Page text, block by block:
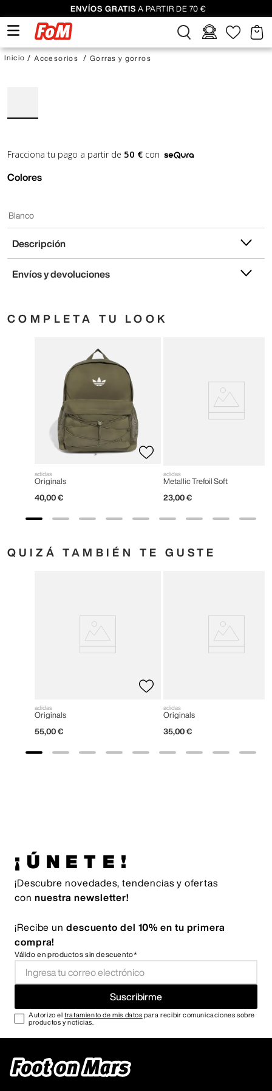
ENVÍOS GRATIS A PARTIR DE 70 €
Accesorios Gorras y gorros
Fracciona tu pago a partir de 50 € con
Colores
Blanco
Descripción
Envíos y devoluciones
COMPLETA TU LOOK
adidas
Originals
40,00 €
adidas
Metallic Trefoil Soft
23,00 €
QUIZÁ TAMBIÉN TE GUSTE
adidas
Originals
55,00 €
adidas
Originals
35,00 €
¡ÚNETE!
¡Descubre novedades, tendencias y ofertas
con nuestra newsletter!
¡Recibe un descuento del 10% en tu primera
compra!
Válido en productos sin descuento*
Suscribirme
Autorizo eltratamiento de mis datos para recibir comunicaciones sobre
productos y noticias.